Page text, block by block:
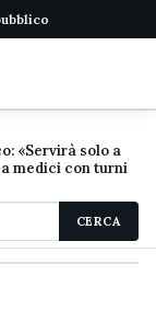
«Servirà solo a
medici con turni
CERCA